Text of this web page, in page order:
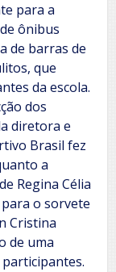
para a
ônibus
de barras de
que
da escola.
dos
diretora e
Brasil fez
a
Regina Célia
o sorvete
Cristina
de uma